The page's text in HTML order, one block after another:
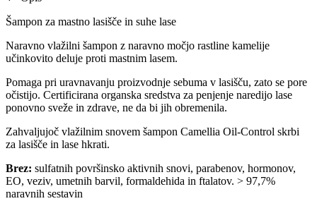
Šampon za mastno lasišče in suhe lase
Naravno vlažilni šampon z naravno močjo rastline kamelije
učinkovito deluje proti mastnim lasem.
Pomaga pri uravnavanju proizvodnje sebuma v lasišču, zato se pore
očistijo. Certificirana organska sredstva za penjenje naredijo lase
ponovno sveže in zdrave, ne da bi jih obremenila.
Zahvaljujoč vlažilnim snovem šampon Camellia Oil-Control skrbi
za lasišče in lase hkrati.
Brez: sulfatnih površinsko aktivnih snovi, parabenov, hormonov,
EO, veziv, umetnih barvil, formaldehida in ftalatov. > 97,7%
naravnih sestavin